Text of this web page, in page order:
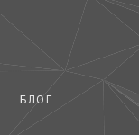
БЛОГ